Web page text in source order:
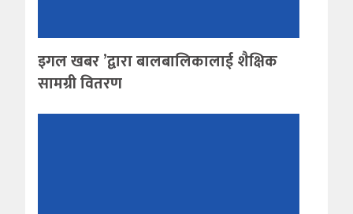
इगल खबर ’द्वारा बालबालिकालाई शैक्षिक
सामग्री वितरण